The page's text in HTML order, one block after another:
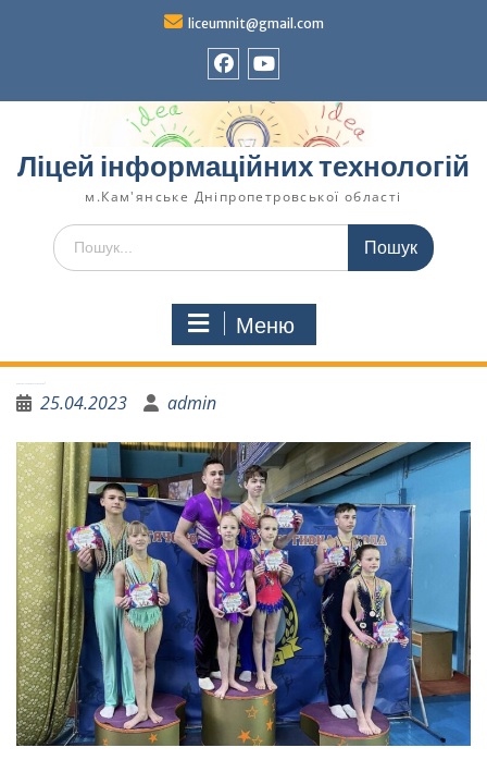
liceumnit@gmail.com
Ліцей інформаційних технологій
м.Кам'янське Дніпропетровської області
Меню
25.04.2023 admin